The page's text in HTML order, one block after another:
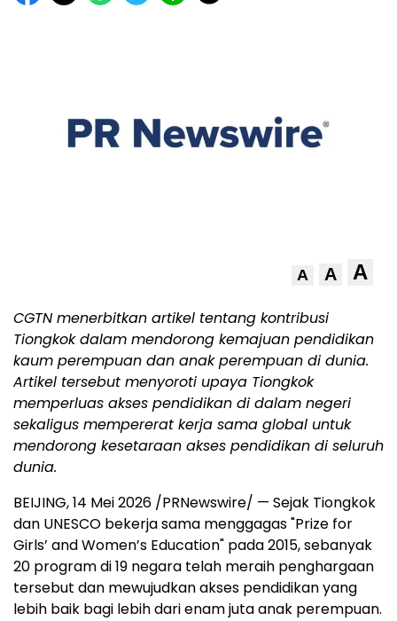
A A A
CGTN menerbitkan artikel tentang kontribusi
Tiongkok dalam mendorong kemajuan pendidikan
kaum perempuan dan anak perempuan di dunia.
Artikel tersebut menyoroti upaya Tiongkok
memperluas akses pendidikan di dalam negeri
sekaligus mempererat kerja sama global untuk
mendorong kesetaraan akses pendidikan di seluruh
dunia.
BEIJING, 14 Mei 2026 /PRNewswire/ — Sejak Tiongkok
dan UNESCO bekerja sama menggagas "Prize for
Girls’ and Women’s Education" pada 2015, sebanyak
20 program di 19 negara telah meraih penghargaan
tersebut dan mewujudkan akses pendidikan yang
lebih baik bagi lebih dari enam juta anak perempuan.